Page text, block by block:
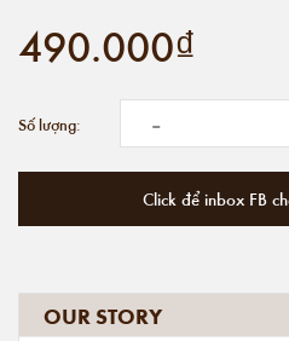
490.000₫
Số lượng: -
Click để inbox FB
OUR STORY